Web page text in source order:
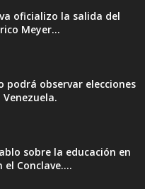
oficializo la salida del
Meyer...
podrá observar elecciones
sobre la educación en
Conclave....